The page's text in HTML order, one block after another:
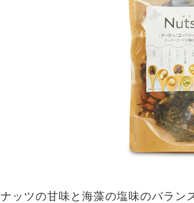
ナッツの甘味と海藻の塩味のバラン